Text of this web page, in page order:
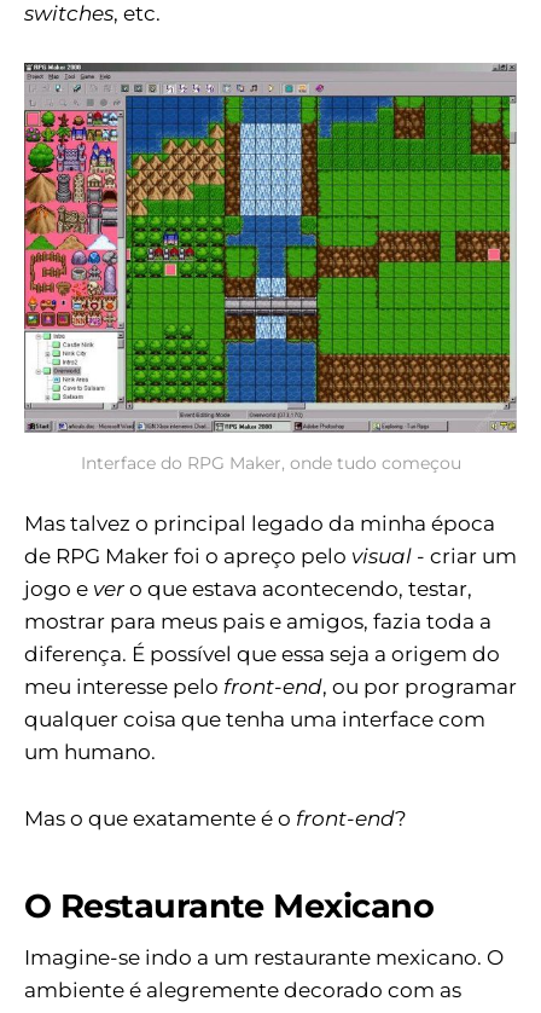
switches, etc.
Interface do RPG Maker, onde tudo começou
Mas talvez o principal legado da minha época
de RPG Maker foi o apreço pelo visual - criar um
jogo e ver o que estava acontecendo, testar,
mostrar para meus pais e amigos, fazia toda a
diferença. É possível que essa seja a origem do
meu interesse pelo front-end, ou por programar
qualquer coisa que tenha uma interface com
um humano.
Mas o que exatamente é o front-end?
O Restaurante Mexicano
Imagine-se indo a um restaurante mexicano. O
ambiente é alegremente decorado com as